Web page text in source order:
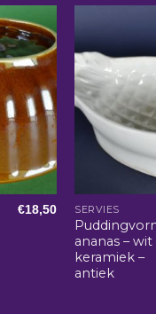
€18,50 SERVIES
ananas – wit
keramiek –
antiek